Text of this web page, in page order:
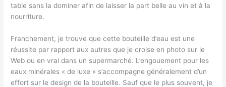
table sans la dominer afin de laisser la part belle au vin et à la
nourriture.
Franchement, je trouve que cette bouteille d’eau est une
réussite par rapport aux autres que je croise en photo sur le
Web ou en vrai dans un supermarché. L’engouement pour les
eaux minérales « de luxe » s’accompagne généralement d’un
effort sur le design de la bouteille. Sauf que le plus souvent, je